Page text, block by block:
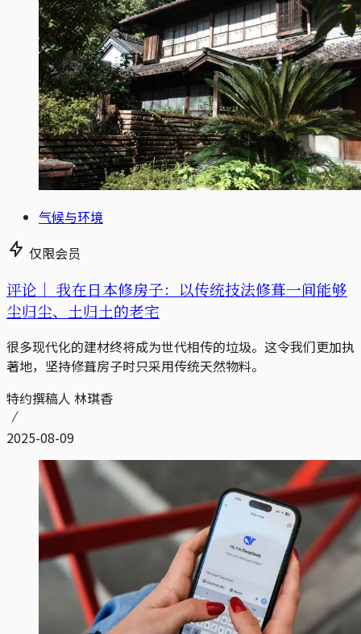
气候与环境
仅限会员
评论｜ 我在日本修房子：以传统技法修葺一间能够
尘归尘、土归土的老宅
很多现代化的建材终将成为世代相传的垃圾。这令我们更加执
著地，坚持修葺房子时只采用传统天然物料。
特约撰稿人 林琪香
2025-08-09